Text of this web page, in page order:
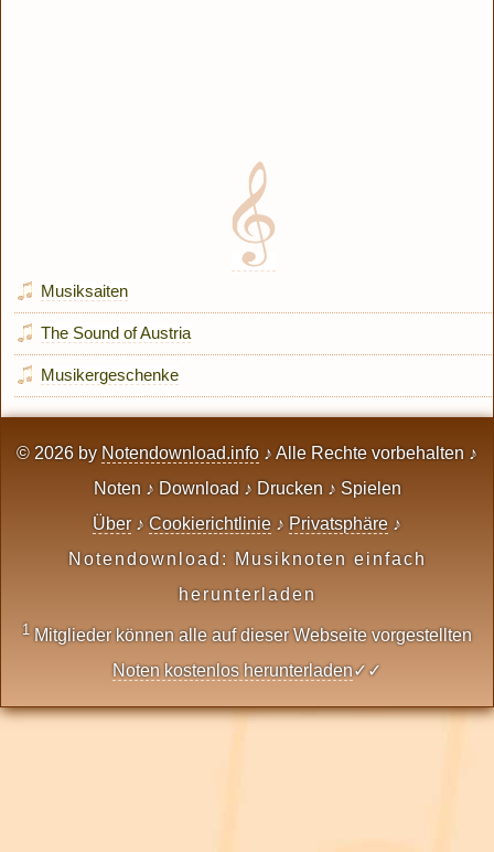
Musiksaiten
The Sound of Austria
Musikergeschenke
© 2026 by Notendownload.info ♪ Alle Rechte vorbehalten ♪
Noten ♪ Download ♪ Drucken ♪ Spielen
Über ♪ Cookierichtlinie ♪ Privatsphäre ♪
Notendownload: Musiknoten einfach
herunterladen
1 Mitglieder können alle auf dieser Webseite vorgestellten
Noten kostenlos herunterladen✓✓